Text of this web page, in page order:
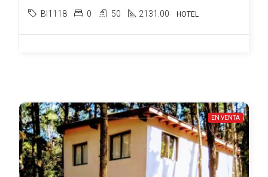
BI1118 0 50 2131.00 HOTEL
EN VENTA